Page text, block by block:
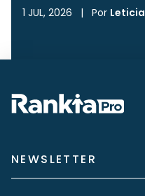
1 JUL, 2026 | Por
NEWSLETTER